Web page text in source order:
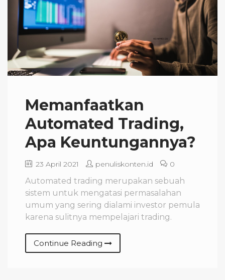
Memanfaatkan
Automated Trading,
Apa Keuntungannya?
23 April 2021 penuliskonten.id 0
Automated trading merupakan sebuah
sistem untuk mengatasi permasalahan
umum yang sering dialami investor pemula
karena sulitnya mempelajari trading.
Continue Reading